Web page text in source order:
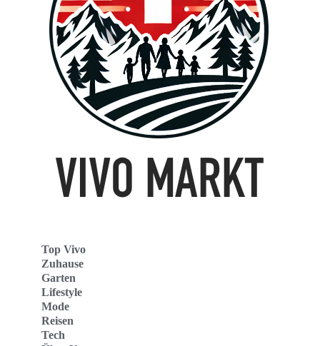
Top Vivo
Zuhause
Garten
Lifestyle
Mode
Reisen
Tech